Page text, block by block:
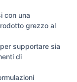
con una
grezzo al
supportare sia
di